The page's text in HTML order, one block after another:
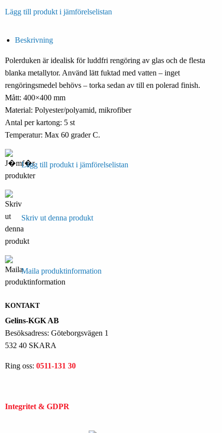
Lägg till produkt i jämförelselistan
Beskrivning
Polerduken är idealisk för luddfri rengöring av glas och de flesta
blanka metallytor. Använd lätt fuktad med vatten – inget
rengöringsmedel behövs – torka sedan av till en polerad finish.
Mått: 400×400 mm
Material: Polyester/polyamid, mikrofiber
Antal per kartong: 5 st
Temperatur: Max 60 grader C.
Lägg till produkt i jämförelselistan
Skriv ut denna produkt
Maila produktinformation
KONTAKT
Gelins-KGK AB
Besöksadress: Göteborgsvägen 1
532 40 SKARA
Ring oss: 0511-131 30
Integritet & GDPR